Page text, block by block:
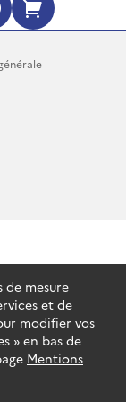
dans une
dans
(s'ouvre
data.gouv.fr
de mesure
et de
modifier vos
» en bas de
Mentions